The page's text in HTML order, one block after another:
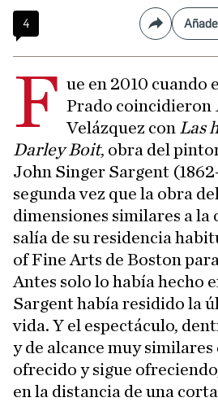
4 Compartir
F ue en 2010 cuando
Prado coincidieron
Velázquez con Las
Darley Boit, obra del
John Singer Sargent
segunda vez que la obra
dimensiones similares a la
salía de su residencia
of Fine Arts de Boston
Antes solo lo había hecho
Sargent había residido la
vida. Y el espectáculo,
y de alcance muy similares
ofrecido y sigue
en la distancia de una